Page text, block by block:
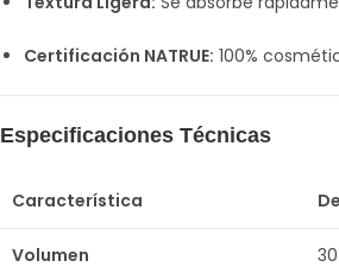
Certificación NATRUE: 100%
Especificaciones Técnicas
Característica
Volumen